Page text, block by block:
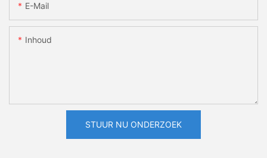
E-Mail
Inhoud
STUUR NU ONDERZOEK